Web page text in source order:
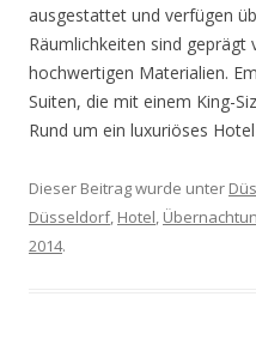
ausgestattet und verfügen
Räumlichkeiten sind
hochwertigen Materialien.
Suiten, die mit einem King-
Rund um ein luxuriöses
Dieser Beitrag wurde unter
Düsseldorf, Hotel,
2014.